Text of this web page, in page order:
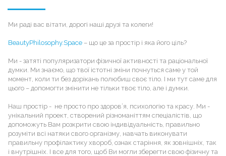
Ми раді вас вітати, дорогі наші друзі та колеги!
BeautyPhilosophy.Space – що це за простір і яка його ціль?
Ми - затяті популяризатори фізичної активності та раціональної
думки. Ми знаємо, що твої істотні зміни почнуться саме у той
момент, коли ти без дорікань полюбиш своє тіло. І ми тут саме для
цього – допомогти змінити не тільки твоє тіло, але і думки.
Наш простір - не просто про здоров’я, психологію та красу. Ми -
унікальний проект, створений різноманіттям спеціалістів, що
допоможуть Вам розкрити свою індивідуальність, правильно
розуміти всі натяки свого організму, навчать виконувати
правильну профілактику хвороб, ознак старіння, як зовнішніх, так
і внутрішніх. І все для того, щоб Ви могли зберегти свою фізичну та